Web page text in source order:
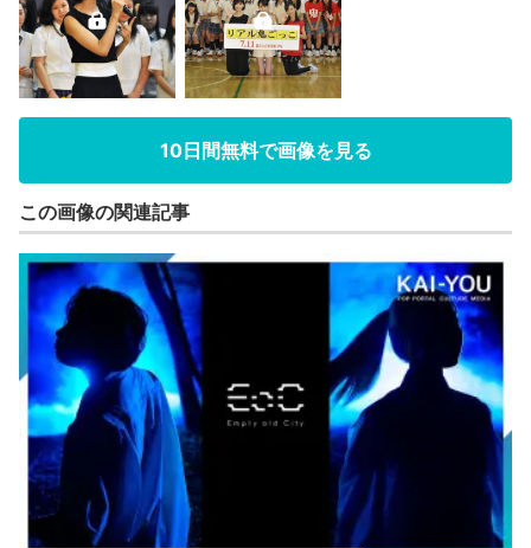
10日間無料で画像を見る
この画像の関連記事